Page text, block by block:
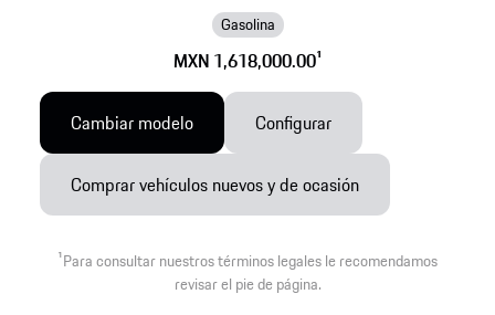
Gasolina
MXN 1,618,000.001
Cambiar modelo Configurar
Comprar vehículos nuevos y de ocasión
1Para consultar nuestros términos legales le recomendamos
revisar el pie de página.